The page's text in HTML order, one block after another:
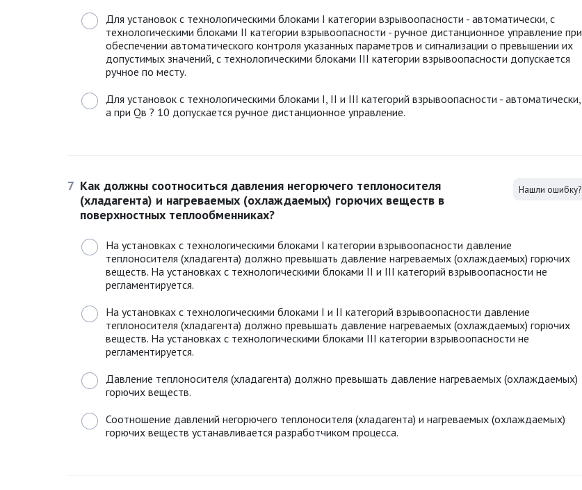
Для установок с технологическими блоками I категории взрывоопасности - автоматически, с
технологическими блоками II категории взрывоопасности - ручное дистанционное управление при
обеспечении автоматического контроля указанных параметров и сигнализации о превышении их
допустимых значений, с технологическими блоками III категории взрывоопасности допускается
ручное по месту.
Для установок с технологическими блоками I, II и III категорий взрывоопасности - автоматически,
а при Qв ? 10 допускается ручное дистанционное управление.
7 Как должны соотноситься давления негорючего теплоносителя
(хладагента) и нагреваемых (охлаждаемых) горючих веществ в
поверхностных теплообменниках?
Нашли ошибку?
На установках с технологическими блоками I категории взрывоопасности давление
теплоносителя (хладагента) должно превышать давление нагреваемых (охлаждаемых) горючих
веществ. На установках с технологическими блоками II и III категорий взрывоопасности не
регламентируется.
На установках с технологическими блоками I и II категорий взрывоопасности давление
теплоносителя (хладагента) должно превышать давление нагреваемых (охлаждаемых) горючих
веществ. На установках с технологическими блоками III категории взрывоопасности не
регламентируется.
Давление теплоносителя (хладагента) должно превышать давление нагреваемых (охлаждаемых)
горючих веществ.
Соотношение давлений негорючего теплоносителя (хладагента) и нагреваемых (охлаждаемых)
горючих веществ устанавливается разработчиком процесса.